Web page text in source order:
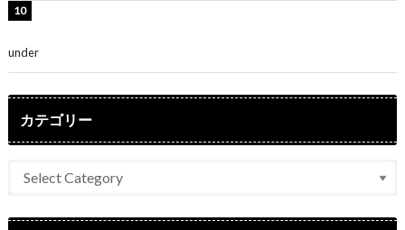
under
カテゴリー